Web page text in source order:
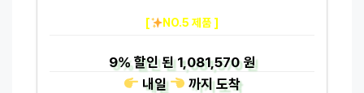
[ NO.5 제품 ]
9%할인 된1,081,570 원
내일
까지도착